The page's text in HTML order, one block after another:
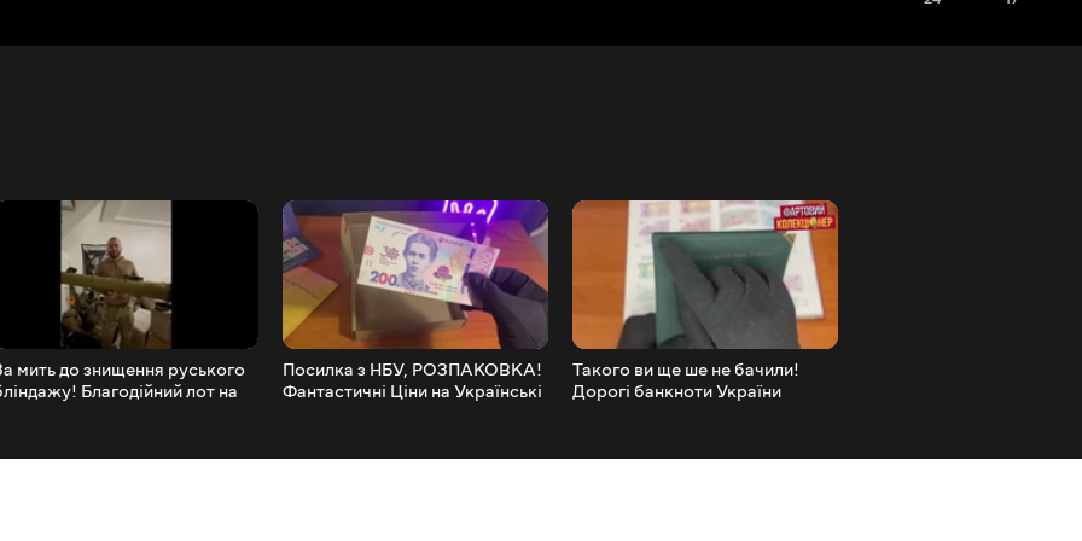
мить до знищення руського
Благодійний лот на
Посилка з НБУ, РОЗПАКОВКА!
Фантастичні Ціни на Українські
Такого ви ще ше не бачили!
Дорогі банкноти України